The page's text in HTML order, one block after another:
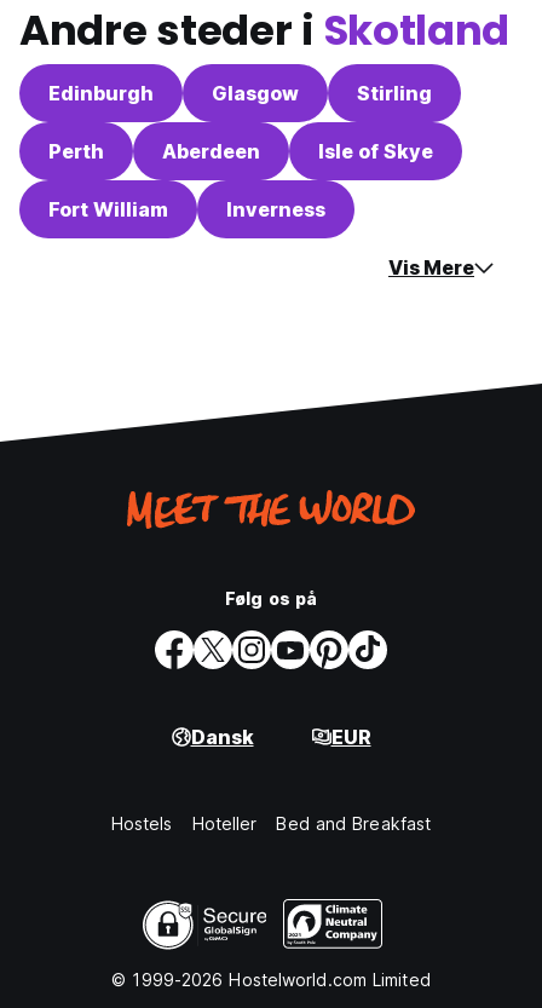
Andre steder i Skotland
Edinburgh Glasgow Stirling
Perth Aberdeen Isle of Skye
Fort William Inverness
Vis Mere
Følg os på
Dansk EUR
Hostels Hoteller Bed and Breakfast
© 1999-2026 Hostelworld.com Limited